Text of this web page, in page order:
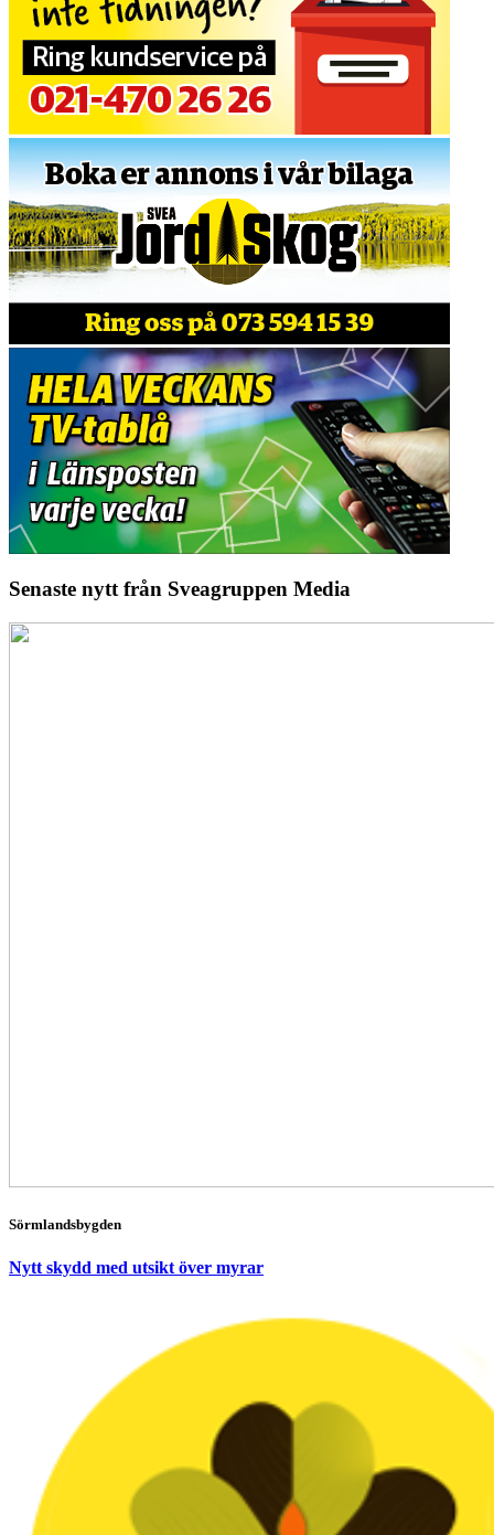
Senaste nytt från Sveagruppen Media
Sörmlandsbygden
Nytt skydd med utsikt över myrar